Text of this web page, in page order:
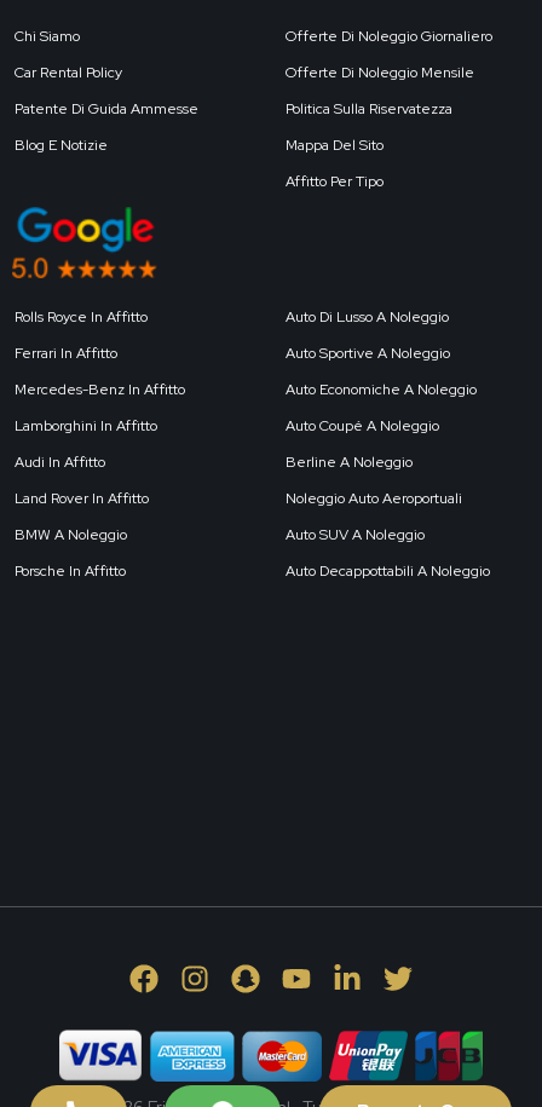
Chi Siamo
Car Rental Policy
Patente Di Guida Ammesse
Blog E Notizie
Offerte Di Noleggio Giornaliero
Offerte Di Noleggio Mensile
Politica Sulla Riservatezza
Mappa Del Sito
Affitto Per Tipo
Rolls Royce In Affitto
Ferrari In Affitto
Mercedes-Benz In Affitto
Lamborghini In Affitto
Audi In Affitto
Land Rover In Affitto
BMW A Noleggio
Porsche In Affitto
Auto Di Lusso A Noleggio
Auto Sportive A Noleggio
Auto Economiche A Noleggio
Auto Coupé A Noleggio
Berline A Noleggio
Noleggio Auto Aeroportuali
Auto SUV A Noleggio
Auto Decappottabili A Noleggio